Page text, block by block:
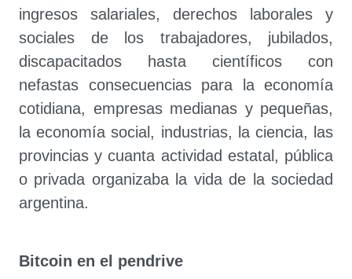
ingresos salariales, derechos laborales y
sociales de los trabajadores, jubilados,
discapacitados hasta científicos con
nefastas consecuencias para la economía
cotidiana, empresas medianas y pequeñas,
la economía social, industrias, la ciencia, las
provincias y cuanta actividad estatal, pública
o privada organizaba la vida de la sociedad
argentina.
Bitcoin en el pendrive